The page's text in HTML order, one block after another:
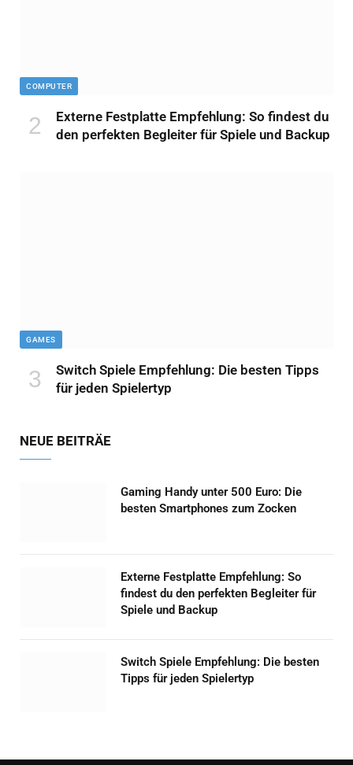
COMPUTER
Externe Festplatte Empfehlung: So findest du
den perfekten Begleiter für Spiele und Backup
GAMES
Switch Spiele Empfehlung: Die besten Tipps
für jeden Spielertyp
NEUE BEITRÄE
Gaming Handy unter 500 Euro: Die
besten Smartphones zum Zocken
Externe Festplatte Empfehlung: So
findest du den perfekten Begleiter für
Spiele und Backup
Switch Spiele Empfehlung: Die besten
Tipps für jeden Spielertyp